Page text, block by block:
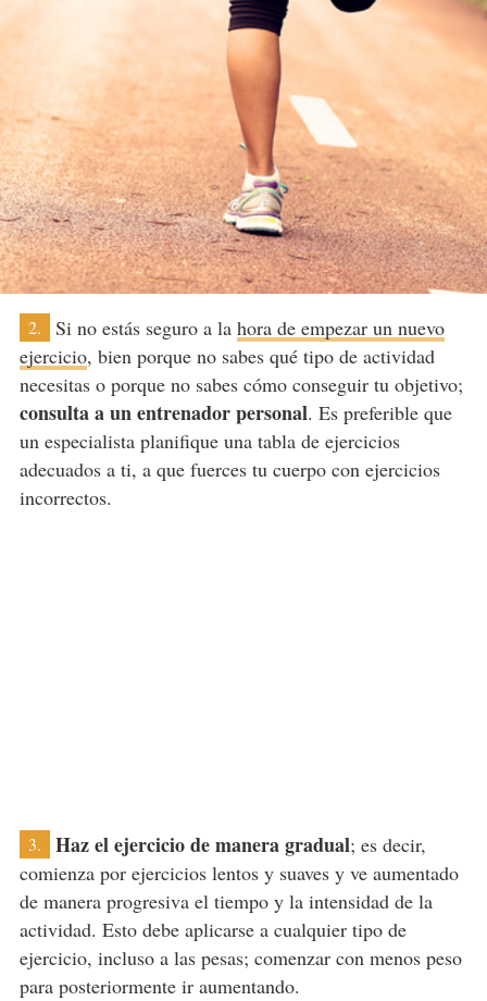
2. Si no estás seguro a la hora de empezar un nuevo
ejercicio, bien porque no sabes qué tipo de actividad
necesitas o porque no sabes cómo conseguir tu objetivo;
consulta a un entrenador personal. Es preferible que
un especialista planifique una tabla de ejercicios
adecuados a ti, a que fuerces tu cuerpo con ejercicios
incorrectos.
3. Haz el ejercicio de manera gradual; es decir,
comienza por ejercicios lentos y suaves y ve aumentado
de manera progresiva el tiempo y la intensidad de la
actividad. Esto debe aplicarse a cualquier tipo de
ejercicio, incluso a las pesas; comenzar con menos peso
para posteriormente ir aumentando.